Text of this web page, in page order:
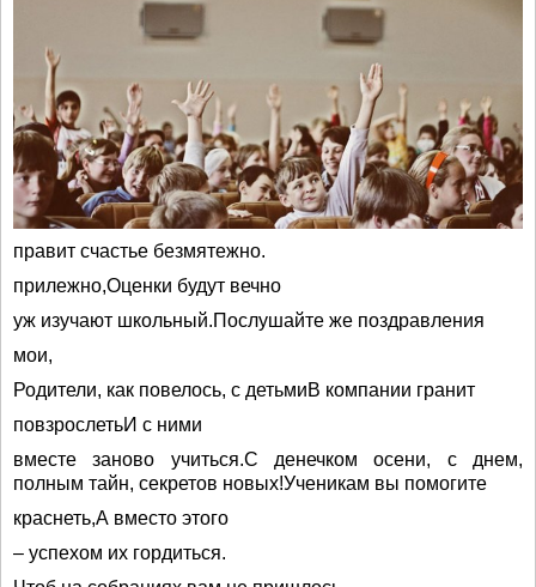
правит счастье безмятежно.
прилежно,Оценки будут вечно
уж изучают школьный.Послушайте же поздравления
мои,
Родители, как повелось, с детьмиВ компании гранит
повзрослетьИ с ними
вместе заново учиться.С денечком осени, с днем,
полным тайн, секретов новых!Ученикам вы помогите
краснеть,А вместо этого
– успехом их гордиться.